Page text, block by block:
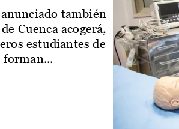
también
Cuenca acogerá,
estudiantes de
forman...